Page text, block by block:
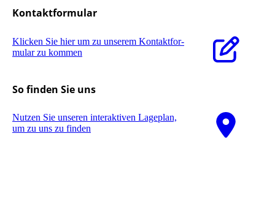
Kontaktformular
Klicken Sie hier um zu unserem Kon­takt­for­
mu­lar zu kommen
So finden Sie uns
Nutzen Sie unseren interaktiven La­ge­plan,
um zu uns zu finden